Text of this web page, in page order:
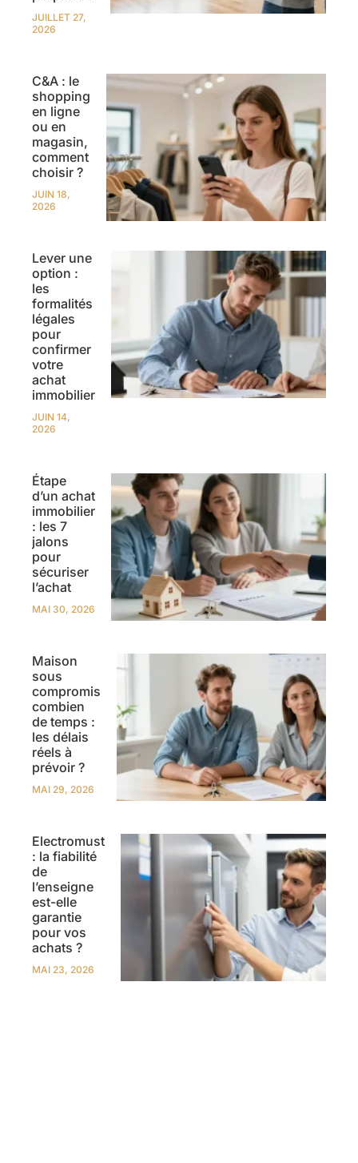
JUILLET 27,
2026
C&A : le
shopping
en ligne
ou en
magasin,
comment
choisir ?
JUIN 18,
2026
Lever une
option :
les
formalités
légales
pour
confirmer
votre
achat
immobilier
JUIN 14,
2026
Étape
d’un achat
immobilier
: les 7
jalons
pour
sécuriser
l’achat
MAI 30, 2026
Maison
sous
compromis
combien
de temps :
les délais
réels à
prévoir ?
MAI 29, 2026
Electromust
: la fiabilité
de
l’enseigne
est-elle
garantie
pour vos
achats ?
MAI 23, 2026